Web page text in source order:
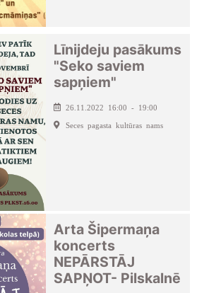
Līnijdeju pasākums
"Seko saviem
sapņiem"
26.11.2022 16:00 - 19:00
Seces pagasta kultūras nams
Arta Šipermaņa
koncerts
NEPĀRSTĀJ
SAPŅOT- Pilskalnē